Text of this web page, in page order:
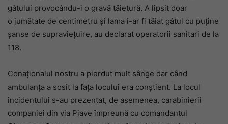
gâtului provocându-i o gravă tăietură. A lipsit doar
o jumătate de centimetru și lama i-ar fi tăiat gâtul cu puține
șanse de supraviețuire, au declarat operatorii sanitari de la
118.
Conaționalul nostru a pierdut mult sânge dar când
ambulanța a sosit la fața locului era conștient. La locul
incidentului s-au prezentat, de asemenea, carabinierii
companiei din via Piave împreună cu comandantul